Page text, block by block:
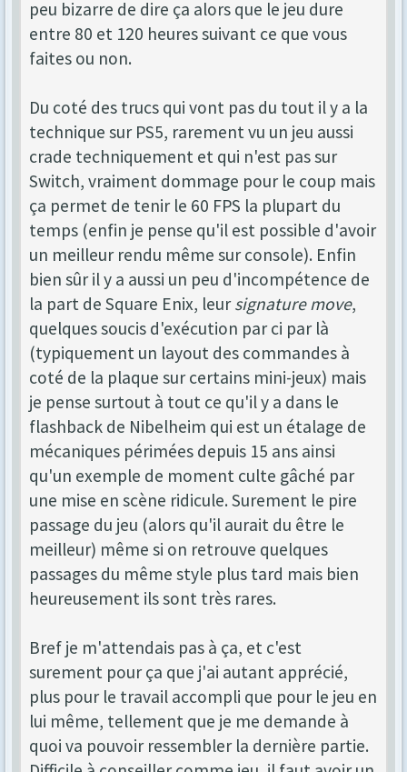
peu bizarre de dire ça alors que le jeu dure
entre 80 et 120 heures suivant ce que vous
faites ou non.
Du coté des trucs qui vont pas du tout il y a la
technique sur PS5, rarement vu un jeu aussi
crade techniquement et qui n'est pas sur
Switch, vraiment dommage pour le coup mais
ça permet de tenir le 60 FPS la plupart du
temps (enfin je pense qu'il est possible d'avoir
un meilleur rendu même sur console). Enfin
bien sûr il y a aussi un peu d'incompétence de
la part de Square Enix, leursignature move,
quelques soucis d'exécution par ci par là
(typiquement un layout des commandes à
coté de la plaque sur certains mini-jeux) mais
je pense surtout à tout ce qu'il y a dans le
flashback de Nibelheim qui est un étalage de
mécaniques périmées depuis 15 ans ainsi
qu'un exemple de moment culte gâché par
une mise en scène ridicule. Surement le pire
passage du jeu (alors qu'il aurait du être le
meilleur) même si on retrouve quelques
passages du même style plus tard mais bien
heureusement ils sont très rares.
Bref je m'attendais pas à ça, et c'est
surement pour ça que j'ai autant apprécié,
plus pour le travail accompli que pour le jeu en
lui même, tellement que je me demande à
quoi va pouvoir ressembler la dernière partie.